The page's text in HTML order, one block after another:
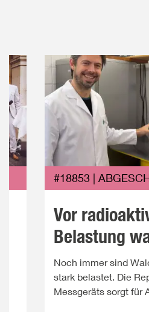
#18853 |
Vor
Belastung
Noch immer sind
stark belastet. Die
Messgeräts sorgt für